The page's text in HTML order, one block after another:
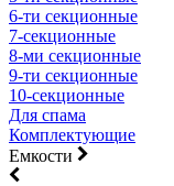
6-ти секционные
7-секционные
8-ми секционные
9-ти секционные
10-секционные
Для спама
Комплектующие
Емкости